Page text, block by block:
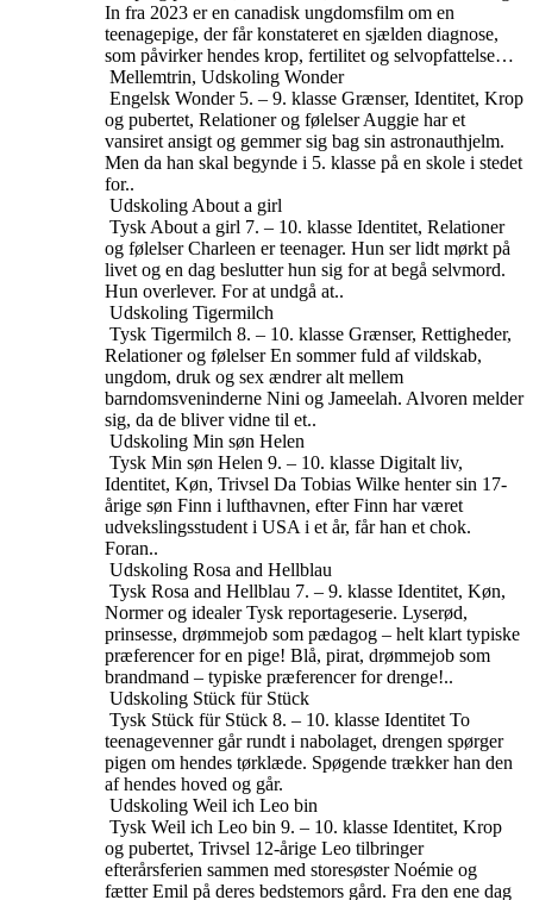
In fra 2023 er en canadisk ungdomsfilm om en
teenagepige, der får konstateret en sjælden diagnose,
som påvirker hendes krop, fertilitet og selvopfattelse…
Mellemtrin, Udskoling Wonder
Engelsk Wonder 5. – 9. klasse Grænser, Identitet, Krop
og pubertet, Relationer og følelser Auggie har et
vansiret ansigt og gemmer sig bag sin astronauthjelm.
Men da han skal begynde i 5. klasse på en skole i stedet
for..
Udskoling About a girl
Tysk About a girl 7. – 10. klasse Identitet, Relationer
og følelser Charleen er teenager. Hun ser lidt mørkt på
livet og en dag beslutter hun sig for at begå selvmord.
Hun overlever. For at undgå at..
Udskoling Tigermilch
Tysk Tigermilch 8. – 10. klasse Grænser, Rettigheder,
Relationer og følelser En sommer fuld af vildskab,
ungdom, druk og sex ændrer alt mellem
barndomsveninderne Nini og Jameelah. Alvoren melder
sig, da de bliver vidne til et..
Udskoling Min søn Helen
Tysk Min søn Helen 9. – 10. klasse Digitalt liv,
Identitet, Køn, Trivsel Da Tobias Wilke henter sin 17-
årige søn Finn i lufthavnen, efter Finn har været
udvekslingsstudent i USA i et år, får han et chok.
Foran..
Udskoling Rosa and Hellblau
Tysk Rosa and Hellblau 7. – 9. klasse Identitet, Køn,
Normer og idealer Tysk reportageserie. Lyserød,
prinsesse, drømmejob som pædagog – helt klart typiske
præferencer for en pige! Blå, pirat, drømmejob som
brandmand – typiske præferencer for drenge!..
Udskoling Stück für Stück
Tysk Stück für Stück 8. – 10. klasse Identitet To
teenagevenner går rundt i nabolaget, drengen spørger
pigen om hendes tørklæde. Spøgende trækker han den
af ​​hendes hoved og går.
Udskoling Weil ich Leo bin
Tysk Weil ich Leo bin 9. – 10. klasse Identitet, Krop
og pubertet, Trivsel 12-årige Leo tilbringer
efterårsferien sammen med storesøster Noémie og
fætter Emil på deres bedstemors gård. Fra den ene dag